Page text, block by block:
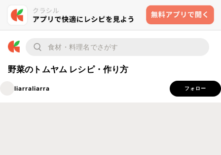
野菜のトムヤム レシピ・作り方
liarraliarra フォロー